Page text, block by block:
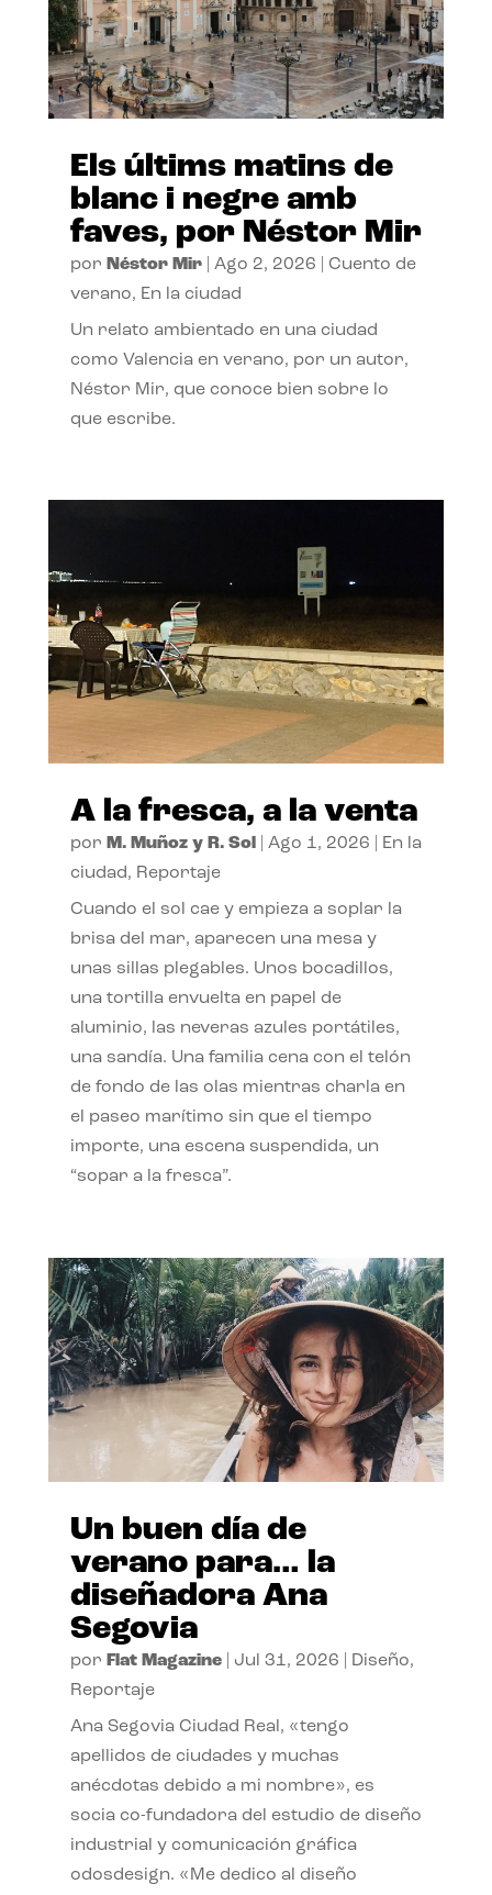
Els últims matins de
blanc i negre amb
faves, por Néstor Mir
por Néstor Mir| Ago 2, 2026
Cuento de
verano, En la ciudad
Un relato ambientado en una ciudad
como Valencia en verano, por un autor,
Néstor Mir, que conoce bien sobre lo
que escribe.
A la fresca, a la venta
por M. Muñoz y R. Sol| Ago 1, 2026
En la
ciudad, Reportaje
Cuando el sol cae y empieza a soplar la
brisa del mar, aparecen una mesa y
unas sillas plegables. Unos bocadillos,
una tortilla envuelta en papel de
aluminio, las neveras azules portátiles,
una sandía. Una familia cena con el telón
de fondo de las olas mientras charla en
el paseo marítimo sin que el tiempo
importe, una escena suspendida, un
“sopar a la fresca”.
Un buen día de
verano para… la
diseñadora Ana
Segovia
por Flat Magazine| Jul 31, 2026 Diseño,
Reportaje
Ana Segovia Ciudad Real, «tengo
apellidos de ciudades y muchas
anécdotas debido a mi nombre», es
socia co-fundadora del estudio de diseño
industrial y comunicación gráfica
odosdesign. «Me dedico al diseño